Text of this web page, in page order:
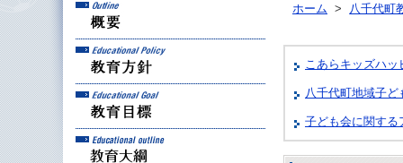
教育方針
教育目標
教育大綱
ホーム > 八千代町
こあらキッズハ
八千代町地域子ど
子ども会に関する